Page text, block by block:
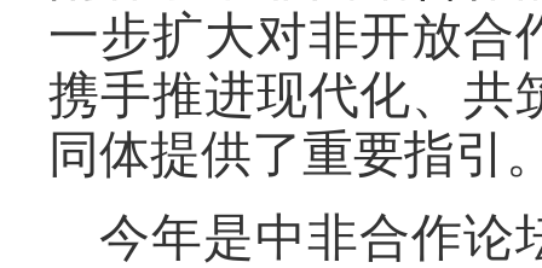
一步扩大对非开放合
携手推进现代化、共
同体提供了重要指引
今年是中非合作论